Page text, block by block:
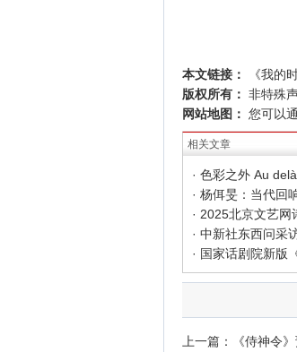
本文链接：
《我的
版权所有： 非特殊
网站地图： 您可以
相关文章
上一篇： 《侍神令